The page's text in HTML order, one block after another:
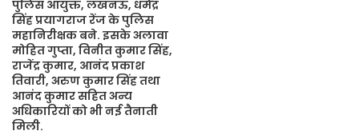
पुलिस आयुक्त, लखनऊ, धर्मेंद्र
सिंह प्रयागराज रेंज के पुलिस
महानिरीक्षक बने. इसके अलावा
मोहित गुप्ता, विनीत कुमार सिंह,
राजेंद्र कुमार, आनंद प्रकाश
तिवारी, अरुण कुमार सिंह तथा
आनंद कुमार सहित अन्य
अधिकारियों को भी नई तैनाती
मिली.